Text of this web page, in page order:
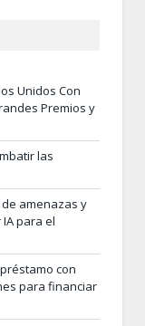
Unidos Con
Premios y
las
amenazas y
para el
con
para financiar